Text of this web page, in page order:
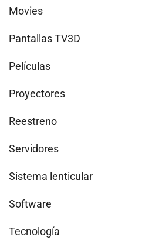
Movies
Pantallas TV3D
Películas
Proyectores
Reestreno
Servidores
Sistema lenticular
Software
Tecnología